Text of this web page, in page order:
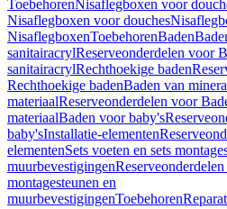
ToebehorenNisaflegboxen voor
Nisaflegboxen voor douches
NisaflegboxenToebehorenBaden
sanitairacrylReserveonderdelen voor
sanitairacrylRechthoekige baden
Rechthoekige badenBaden van
materiaalReserveonderdelen voor
materiaalBaden voor baby's
baby'sInstallatie-elementen
elementenSets voeten en sets
muurbevestigingen
montagesteunen en
muurbevestigingenToebehoren